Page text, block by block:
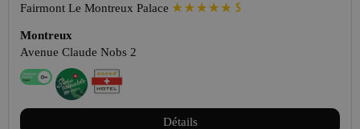
Fairmont Le Montreux Palace
Montreux
Avenue Claude Nobs 2
Détails